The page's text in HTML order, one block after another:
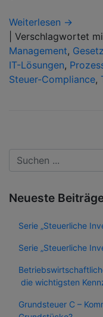
Weiterlesen →
Verschlagwortet
Management,
IT-Lösungen,
Steuer-Compliance,
Neueste
Serie „Steuerliche
Serie „Steuerliche
die wichtigsten
Grundsteuer C –